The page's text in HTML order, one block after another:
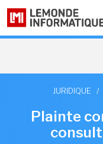
JURIDIQUE /
Plainte